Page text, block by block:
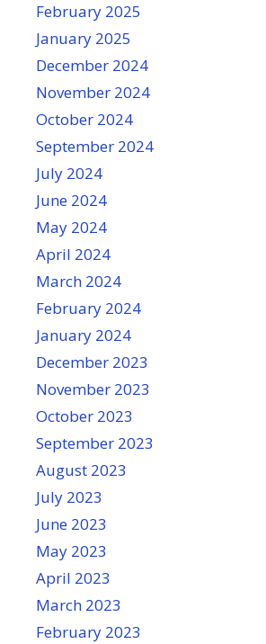
February 2025
January 2025
December 2024
November 2024
October 2024
September 2024
July 2024
June 2024
May 2024
April 2024
March 2024
February 2024
January 2024
December 2023
November 2023
October 2023
September 2023
August 2023
July 2023
June 2023
May 2023
April 2023
March 2023
February 2023